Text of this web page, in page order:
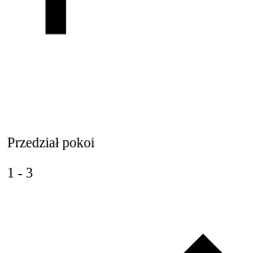
Przedział pokoi
1 - 3